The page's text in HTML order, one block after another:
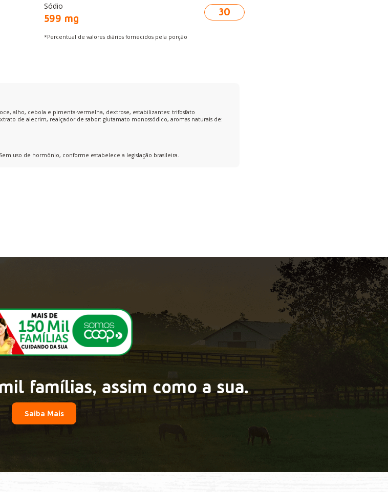
Sódio
599 mg 30
*Percentual de valores diários fornecidos pela porção
alho, cebola e pimenta-vermelha, dextrose, estabilizantes: trifosfato
de alecrim, realçador de sabor: glutamato monossódico, aromas naturais de:
uso de hormônio, conforme estabelece a legislação brasileira.
famílias, assim como a sua.
Saiba Mais